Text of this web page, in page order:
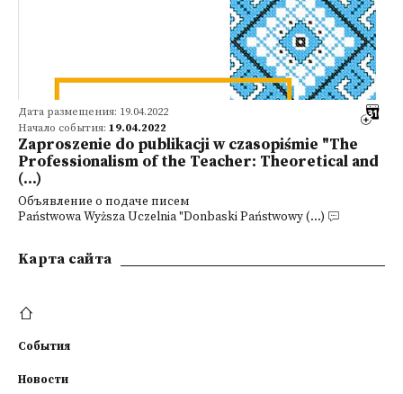
Дата размещения: 19.04.2022
Начало события: 19.04.2022
Zaproszenie do publikacji w czasopiśmie "The
Professionalism of the Teacher: Theoretical and
(...)
Объявление о подаче писем
Państwowa Wyższa Uczelnia "Donbaski Państwowy (...)
Kарта сайта
События
Новости